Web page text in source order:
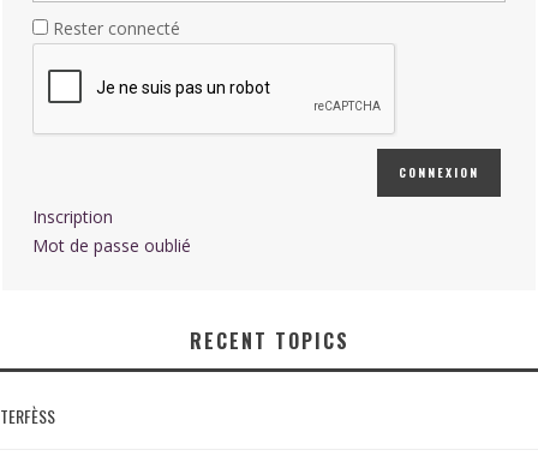
Rester connecté
CONNEXION
Inscription
Mot de passe oublié
RECENT TOPICS
TERFÈSS